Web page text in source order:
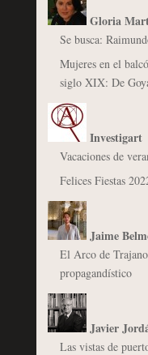
Gloria
Se busca:
Mujeres en el
siglo XIX: De
Investigart
Vacaciones de
Felices Fiestas
Jaime
El Arco de
propagandístico
Javier
Las vistas de